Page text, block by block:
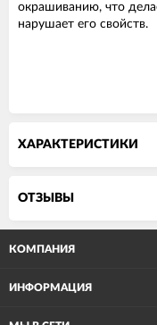
окрашиванию, что
нарушает его свойств.
ХАРАКТЕРИСТИКИ
ОТЗЫВЫ
КОМПАНИЯ
ИНФОРМАЦИЯ